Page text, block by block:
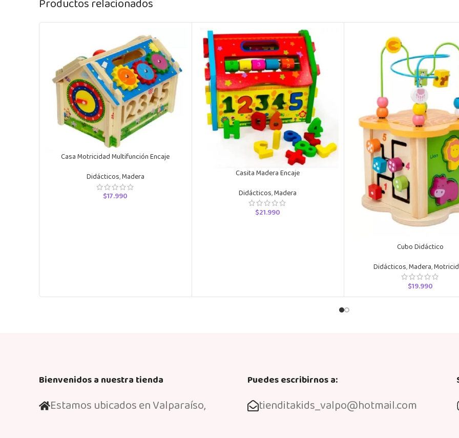
Productos relacionados
Casa Motricidad Multifunción Encaje
Didácticos,Madera
$17.990
Casita Madera Encaje
Didácticos,Madera
$21.990
Cubo Didáctico
Didácticos,Madera,
$19.990
Bienvenidos a nuestra tienda
Estamos ubicados en Valparaíso,
Puedes escribirnos a:
tienditakids_valpo@hotmail.com